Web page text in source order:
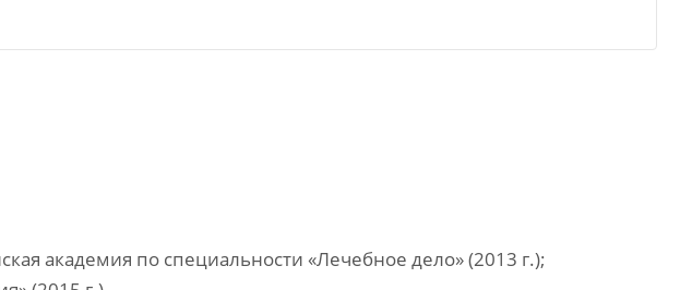
академия по специальности «Лечебное дело» (2013 г.);